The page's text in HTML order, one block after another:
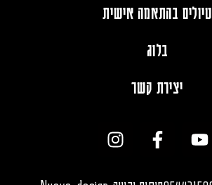
טיולים בהתאמה אישית
בלוג
יצירת קשר